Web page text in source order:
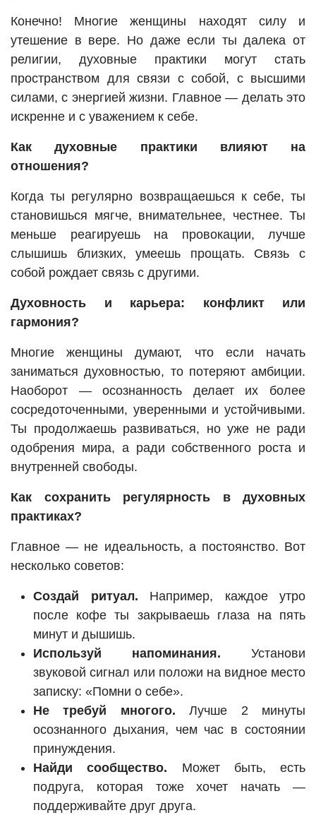
Конечно! Многие женщины находят силу и
утешение в вере. Но даже если ты далека от
религии, духовные практики могут стать
пространством для связи с собой, с высшими
силами, с энергией жизни. Главное — делать это
искренне и с уважением к себе.
Как духовные практики влияют на
отношения?
Когда ты регулярно возвращаешься к себе, ты
становишься мягче, внимательнее, честнее. Ты
меньше реагируешь на провокации, лучше
слышишь близких, умеешь прощать. Связь с
собой рождает связь с другими.
Духовность и карьера: конфликт или
гармония?
Многие женщины думают, что если начать
заниматься духовностью, то потеряют амбиции.
Наоборот — осознанность делает их более
сосредоточенными, уверенными и устойчивыми.
Ты продолжаешь развиваться, но уже не ради
одобрения мира, а ради собственного роста и
внутренней свободы.
Как сохранить регулярность в духовных
практиках?
Главное — не идеальность, а постоянство. Вот
несколько советов:
Создай ритуал. Например, каждое утро
после кофе ты закрываешь глаза на пять
минут и дышишь.
Используй напоминания. Установи
звуковой сигнал или положи на видное место
записку: «Помни о себе».
Не требуй многого. Лучше 2 минуты
осознанного дыхания, чем час в состоянии
принуждения.
Найди сообщество. Может быть, есть
подруга, которая тоже хочет начать —
поддерживайте друг друга.